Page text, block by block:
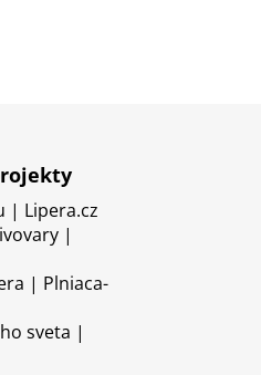
| Lipera.cz
|
| Plniaca-
sveta |